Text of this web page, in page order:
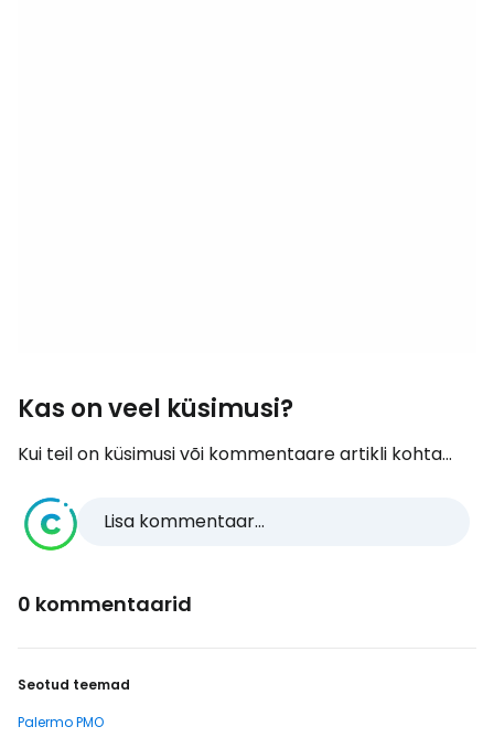
Kas on veel küsimusi?
Kui teil on küsimusi või kommentaare artikli kohta...
Lisa kommentaar...
0 kommentaarid
Seotud teemad
Palermo PMO